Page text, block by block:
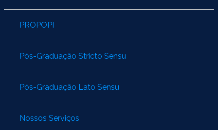
PROPOPI
Pós-Graduação Stricto Sensu
Pós-Graduação Lato Sensu
Nossos Serviços